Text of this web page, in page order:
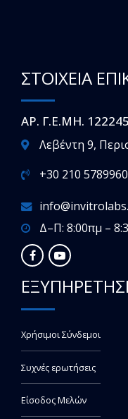
ΣΤΟΙΧΕΙΑ
ΑΡ. Γ.Ε.ΜΗ.
Λεβέντη 9,
+30 210
Δ–Π: 8:00πμ –
Χρήσιμοι Σύνδεμοι
Συχνές ερωτήσεις
Είσοδος Μελών